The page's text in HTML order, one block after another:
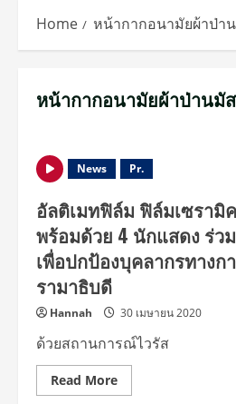
Home หน้ากากอนามัยผ้าป่า
หน้ากากอนามัยผ้าป่านมั
News Pr.
อัลติเมทฟิล์ม ฟิล์มเซรามิ
พร้อมด้วย 4 นักแสดง ร่
เพื่อปกป้องบุคลากรทาง
รามาธิบดี
Hannah 30 เมษายน 2020
ด้วยสถานการณ์ไวรัส
Read MoreRead
more